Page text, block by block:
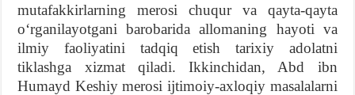
mutafakkirlarning merosi chuqur va qayta-qayta
oʻrganilayotgani barobarida allomaning hayoti va
ilmiy faoliyatini tadqiq etish tarixiy adolatni
tiklashga xizmat qiladi. Ikkinchidan, Abd ibn
Humayd Keshiy merosi ijtimoiy-axloqiy masalalarni